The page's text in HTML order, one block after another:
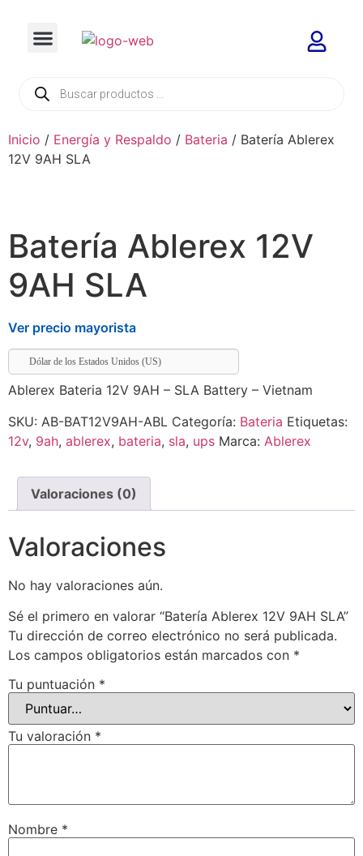
Inicio / Energía y Respaldo / Bateria / Batería Ablerex
12V 9AH SLA
Batería Ablerex 12V
9AH SLA
Ver precio mayorista
Dólar de los Estados Unidos (US)
Ablerex Bateria 12V 9AH – SLA Battery – Vietnam
SKU: AB-BAT12V9AH-ABL Categoría: Bateria Etiquetas:
12v, 9ah, ablerex, bateria, sla, ups Marca: Ablerex
Valoraciones (0)
Valoraciones
No hay valoraciones aún.
Sé el primero en valorar “Batería Ablerex 12V 9AH SLA”
Tu dirección de correo electrónico no será publicada.
Los campos obligatorios están marcados con *
Tu puntuación *
Tu valoración *
Nombre *